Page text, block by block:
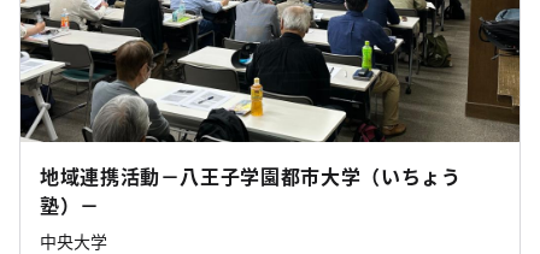
地域連携活動－八王子学園都市大学（いちょう
塾）－
中央大学